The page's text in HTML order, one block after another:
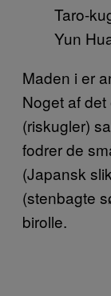
Taro-
Yun
Maden i er
Noget af
(riskugler)
fodrer de
(Japansk
(stenbagte
birolle.